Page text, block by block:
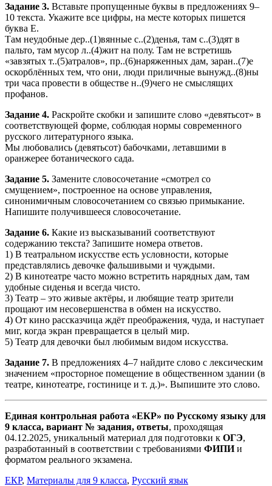
Задание 3. Вставьте пропущенные буквы в предложениях 9–
10 текста. Укажите все цифры, на месте которых пишется
буква Е.
Там неудобные дер..(1)вянные с..(2)денья, там с..(3)дят в
пальто, там мусор л..(4)жит на полу. Там не встретишь
«завзятых т..(5)атралов», пр..(6)наряженных дам, заран..(7)е
оскорблённых тем, что они, люди приличные вынужд..(8)ны
три часа провести в обществе н..(9)чего не смыслящих
профанов.
Задание 4. Раскройте скобки и запишите слово «девятьсот» в
соответствующей форме, соблюдая нормы современного
русского литературного языка.
Мы любовались (девятьсот) бабочками, летавшими в
оранжерее ботанического сада.
Задание 5. Замените словосочетание «смотрел со
смущением», построенное на основе управления,
синонимичным словосочетанием со связью примыкание.
Напишите получившееся словосочетание.
Задание 6. Какие из высказываний соответствуют
содержанию текста? Запишите номера ответов.
1) В театральном искусстве есть условности, которые
представлялись девочке фальшивыми и чуждыми.
2) В кинотеатре часто можно встретить нарядных дам, там
удобные сиденья и всегда чисто.
3) Театр – это живые актёры, и любящие театр зрители
прощают им несовершенства в обмен на искусство.
4) От кино рассказчица ждёт преображения, чуда, и наступает
миг, когда экран превращается в целый мир.
5) Театр для девочки был любимым видом искусства.
Задание 7. В предложениях 4–7 найдите слово с лексическим
значением «просторное помещение в общественном здании (в
театре, кинотеатре, гостинице и т. д.)». Выпишите это слово.
Единая контрольная работа «ЕКР» по Русскому языку для
9 класса, вариант № задания, ответы, проходящая
04.12.2025, уникальный материал для подготовки к ОГЭ,
разработанный в соответствии с требованиями ФИПИи
форматом реального экзамена.
ЕКР, Материалы для 9 класса, Русский язык